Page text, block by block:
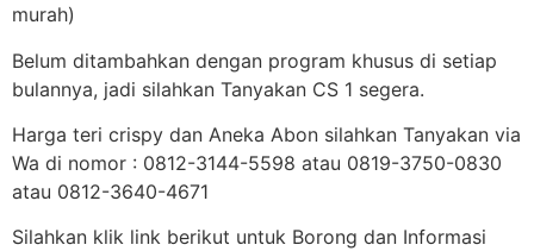
murah)
Belum ditambahkan dengan program khusus di setiap
bulannya, jadi silahkan Tanyakan CS 1 segera.
Harga teri crispy dan Aneka Abon silahkan Tanyakan via
Wa di nomor : 0812-3144-5598 atau 0819-3750-0830
atau 0812-3640-4671
Silahkan klik link berikut untuk Borong dan Informasi